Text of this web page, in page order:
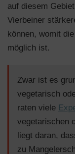
auf diesem
Vierbeiner
können, womit
möglich ist.
Zwar ist es
vegetarisch
raten viele
vegetarischen
liegt daran,
zu